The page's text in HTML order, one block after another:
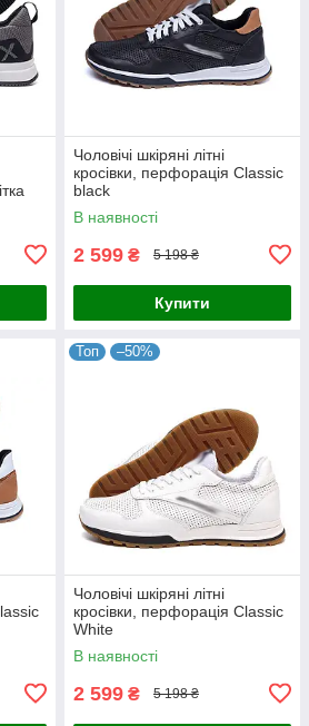
Чоловічі шкіряні літні
кросівки, перфорація Classic
black
В наявності
2 599 ₴ 5 198 ₴
Купити
Топ –50%
Чоловічі шкіряні літні
кросівки, перфорація Classic
White
В наявності
2 599 ₴ 5 198 ₴